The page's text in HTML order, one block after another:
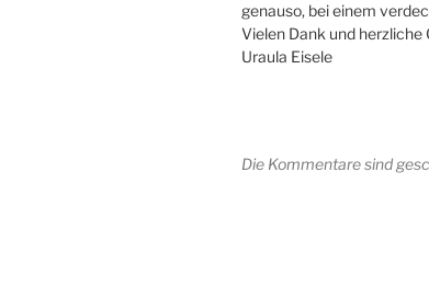
genau­so, bei einem
Vie­len Dank und herz­li­che
Urau­la Eisele
Die Kommentare sind